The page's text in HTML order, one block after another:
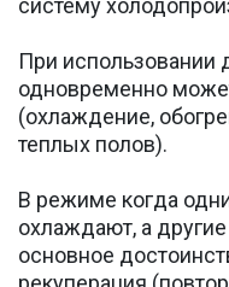
систему
При использовании
одновременно
(охлаждение,
теплых полов).
В режиме когда
охлаждают, а
основное